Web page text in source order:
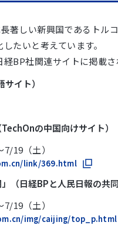
著しい新興国であるトル
たいと考えています。
BP社関連サイトに掲載
イト）
の中国向けサイト）
19（土）
link/369.html
（日経BPと人民日報の共
19（土）
img/caijing/top_p.html